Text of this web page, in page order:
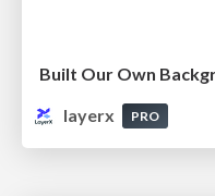
Built Our Own
layerx
PRO